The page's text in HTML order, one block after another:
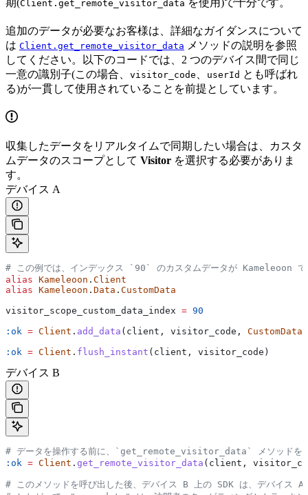
期(Client.get_remote_visitor_data を使用)で十分です。
追加のデータが必要なお客様は、詳細なガイダンスについて
は Client.get_remote_visitor_data メソッドの説明を参照
してください。以下のコードでは、2 つのデバイス間で同じ
一意の識別子(この場合、 visitor_code userId とも呼ばれ
る)が一貫して使用されていることを前提としています。
収集したデータをリアルタイムで同期したい場合は、カスタ
ムデータのスコープとして Visitor を選択する必要がありま
す。
デバイス A
# この例では、インデックス `90` のカスタムデータが Kameleoon
alias Kameleoon . Client
alias Kameleoon . Data . CustomData
visitor_scope_custom_data_index = 90
:ok = Client . add_data (client, visitor_code, CustomData
:ok = Client . flush_instant (client, visitor_code)
デバイス B
# データを操作する前に、`get_remote_visitor_data` メソッドを呼
:ok = Client . get_remote_visitor_data (client,
# このメソッドを呼び出した後、デバイス B 上の SDK は、デバイ